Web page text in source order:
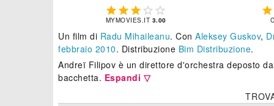
    
MYMOVIES.IT 3.00

Un film di Radu Mihaileanu. Con Aleksey Guskov,
febbraio 2010. Distribuzione Bim Distribuzione.
Andreï Filipov è un direttore d'orchestra deposto
bacchetta. Espandi ▽